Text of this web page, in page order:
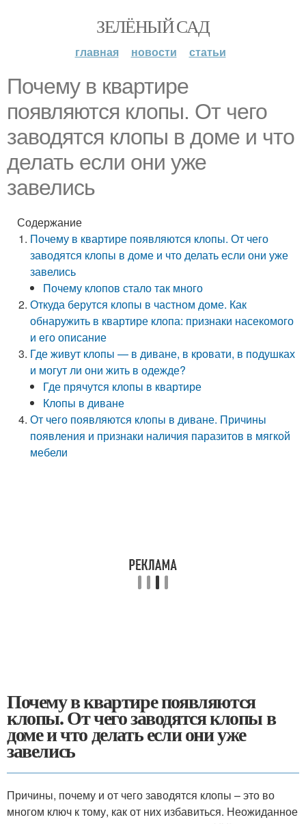
ЗЕЛЁНЫЙ САД
главная новости статьи
Почему в квартире
появляются клопы. От чего
заводятся клопы в доме и что
делать если они уже
завелись
Содержание
Почему в квартире появляются клопы. От чего
заводятся клопы в доме и что делать если они уже
завелись
Почему клопов стало так много
Откуда берутся клопы в частном доме. Как
обнаружить в квартире клопа: признаки насекомого
и его описание
Где живут клопы — в диване, в кровати, в подушках
и могут ли они жить в одежде?
Где прячутся клопы в квартире
Клопы в диване
От чего появляются клопы в диване. Причины
появления и признаки наличия паразитов в мягкой
мебели
Почему в квартире появляются
клопы. От чего заводятся клопы в
доме и что делать если они уже
завелись
Причины, почему и от чего заводятся клопы – это во
многом ключ к тому, как от них избавиться. Неожиданное